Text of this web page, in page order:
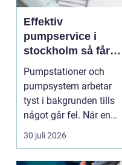
Effektiv
pumpservice i
stockholm så får
du driftsäkra
anläggningar året
runt
Pumpstationer och
pumpsystem arbetar
tyst i bakgrunden tills
något går fel. När en
pump stannar hand...
30 juli 2026